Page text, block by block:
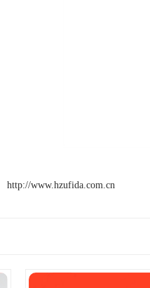
http://www.hzufida.com.cn